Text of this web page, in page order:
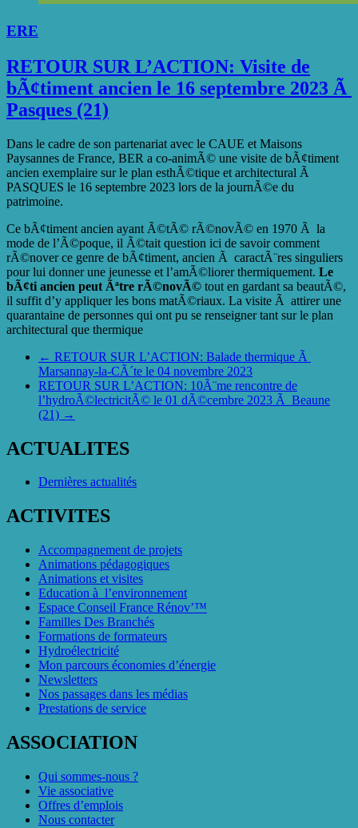
ERE
RETOUR SUR L’ACTION: Visite de
bÃ¢timent ancien le 16 septembre 2023 Ã
Pasques (21)
Dans le cadre de son partenariat avec le CAUE et Maisons
Paysannes de France, BER a co-animÃ© une visite de bÃ¢timent
ancien exemplaire sur le plan esthÃ©tique et architectural Ã
PASQUES le 16 septembre 2023 lors de la journÃ©e du
patrimoine.
Ce bÃ¢timent ancien ayant Ã©tÃ© rÃ©novÃ© en 1970 Ã la
mode de l’Ã©poque, il Ã©tait question ici de savoir comment
rÃ©nover ce genre de bÃ¢timent, ancien Ã caractÃ¨res singuliers
pour lui donner une jeunesse et l’amÃ©liorer thermiquement. Le
bÃ¢ti ancien peut Ãªtre rÃ©novÃ© tout en gardant sa beautÃ©,
il suffit d’y appliquer les bons matÃ©riaux. La visite Ã attirer une
quarantaine de personnes qui ont pu se renseigner tant sur le plan
architectural que thermique
← RETOUR SUR L’ACTION: Balade thermique Ã
Marsannay-la-CÃ´te le 04 novembre 2023
RETOUR SUR L’ACTION: 10Ã¨me rencontre de
l’hydroÃ©lectricitÃ© le 01 dÃ©cembre 2023 Ã Beaune
(21) →
ACTUALITES
Dernières actualités
ACTIVITES
Accompagnement de projets
Animations pédagogiques
Animations et visites
Education à l’environnement
Espace Conseil France Rénov’™
Familles Des Branchés
Formations de formateurs
Hydroélectricité
Mon parcours économies d’énergie
Newsletters
Nos passages dans les médias
Prestations de service
ASSOCIATION
Qui sommes-nous ?
Vie associative
Offres d’emplois
Nous contacter